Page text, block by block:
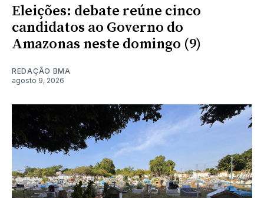
Eleições: debate reúne cinco
candidatos ao Governo do
Amazonas neste domingo (9)
REDAÇÃO BMA
agosto 9, 2026